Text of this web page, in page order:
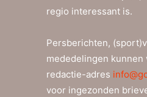
regio interessant is.
Persberichten,
mededelingen
redactie-adres
voor ingezonden